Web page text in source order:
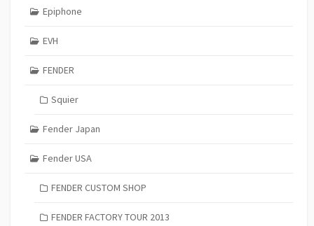
Epiphone
EVH
FENDER
Squier
Fender Japan
Fender USA
FENDER CUSTOM SHOP
FENDER FACTORY TOUR 2013